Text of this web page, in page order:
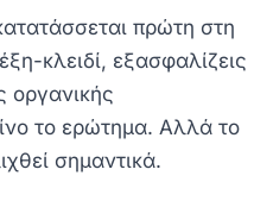
πρώτη στη
κλειδί, εξασφαλίζεις
οργανικής
το ερώτημα. Αλλά το
σημαντικά.